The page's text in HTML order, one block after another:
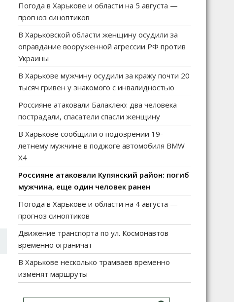
Погода в Харькове и области на 5 августа —
прогноз синоптиков
В Харьковской области женщину осудили за
оправдание вооруженной агрессии РФ против
Украины
В Харькове мужчину осудили за кражу почти 20
тысяч гривен у знакомого с инвалидностью
Россияне атаковали Балаклею: два человека
пострадали, спасатели спасли женщину
В Харькове сообщили о подозрении 19-
летнему мужчине в поджоге автомобиля BMW
X4
Россияне атаковали Купянский район: погиб
мужчина, еще один человек ранен
Погода в Харькове и области на 4 августа —
прогноз синоптиков
Движение транспорта по ул. Космонавтов
временно ограничат
В Харькове несколько трамваев временно
изменят маршруты